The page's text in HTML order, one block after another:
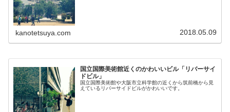
kanotetsuya.com 2018.05.09
国立国際美術館近くのかわいいビル「リバーサイ
ドビル」
国立国際美術館や大阪市立科学館の近くから筑前橋から見
えているリバーサイドビルがかわいいです。